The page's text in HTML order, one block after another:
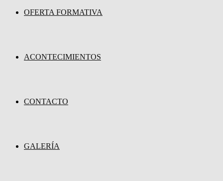
OFERTA FORMATIVA
ACONTECIMIENTOS
CONTACTO
GALERÍA